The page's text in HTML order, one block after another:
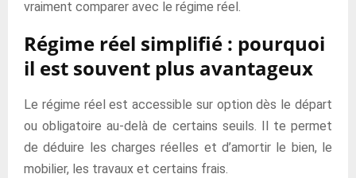
vraiment comparer avec le régime réel.
Régime réel simplifié : pourquoi
il est souvent plus avantageux
Le régime réel est accessible sur option dès le départ
ou obligatoire au-delà de certains seuils. Il te permet
de déduire les charges réelles et d’amortir le bien, le
mobilier, les travaux et certains frais.